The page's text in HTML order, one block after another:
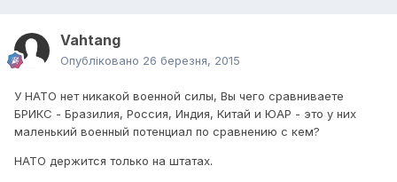
Vahtang
Опубліковано 26 березня, 2015
У НАТО нет никакой военной силы, Вы чего сравниваете
БРИКС - Бразилия, Россия, Индия, Китай и ЮАР - это у них
маленький военный потенциал по сравнению с кем?
НАТО держится только на штатах.